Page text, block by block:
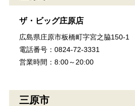
ザ・ビッグ庄原店
広島県庄原市板橋町字宮之脇150-1
電話番号：0824-72-3331
営業時間：8:00～20:00
三原市